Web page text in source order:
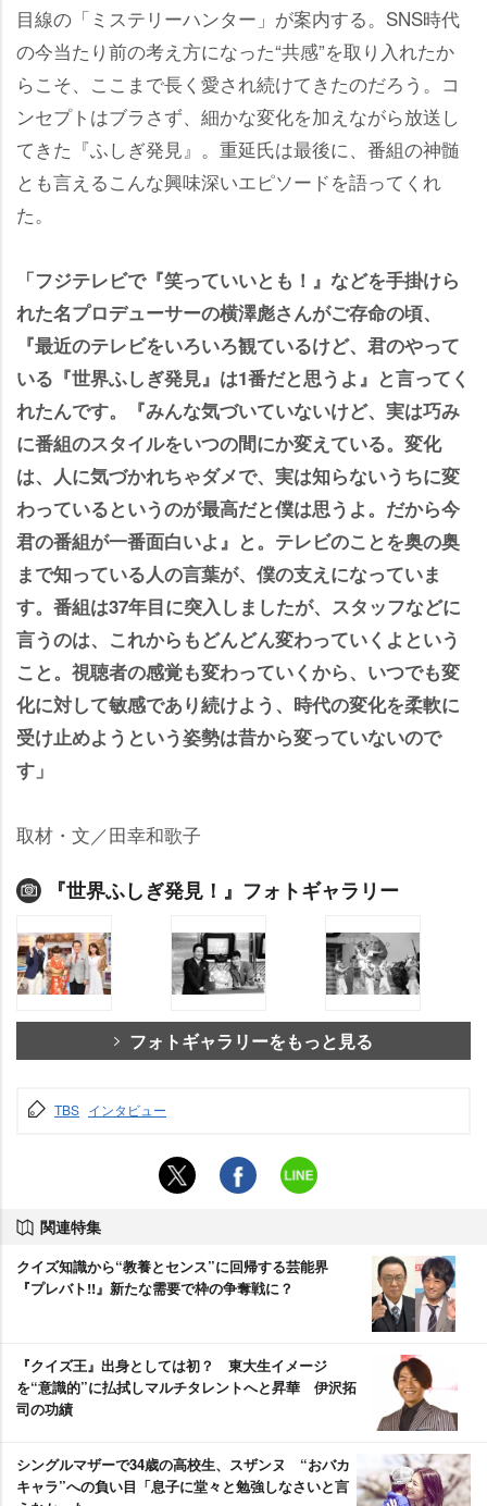
目線の「ミステリーハンター」が案内する。SNS時代
の今当たり前の考え方になった“共感”を取り入れたか
らこそ、ここまで長く愛され続けてきたのだろう。コ
ンセプトはブラさず、細かな変化を加えながら放送し
てきた『ふしぎ発見』。重延氏は最後に、番組の神髄
とも言えるこんな興味深いエピソードを語ってくれ
た。
「フジテレビで『笑っていいとも！』などを手掛けら
れた名プロデューサーの横澤彪さんがご存命の頃、
『最近のテレビをいろいろ観ているけど、君のやって
いる『世界ふしぎ発見』は1番だと思うよ』と言ってく
れたんです。『みんな気づいていないけど、実は巧み
に番組のスタイルをいつの間にか変えている。変化
は、人に気づかれちゃダメで、実は知らないうちに変
わっているというのが最高だと僕は思うよ。だから今
君の番組が一番面白いよ』と。テレビのことを奥の奥
まで知っている人の言葉が、僕の支えになっていま
す。番組は37年目に突入しましたが、スタッフなどに
言うのは、これからもどんどん変わっていくよという
こと。視聴者の感覚も変わっていくから、いつでも変
化に対して敏感であり続けよう、時代の変化を柔軟に
受け止めようという姿勢は昔から変っていないので
す」
取材・文／田幸和歌子
『世界ふしぎ発見！』フォトギャラリー
フォトギャラリーをもっと見る
TBS インタビュー
関連特集
クイズ知識から“教養とセンス”に回帰する芸能界
『プレバト!!』新たな需要で枠の争奪戦に？
『クイズ王』出身としては初？ 東大生イメージ
を“意識的”に払拭しマルチタレントへと昇華 伊沢拓
司の功績
シングルマザーで34歳の高校生、スザンヌ “おバカ
キャラ”への負い目「息子に堂々と勉強しなさいと言